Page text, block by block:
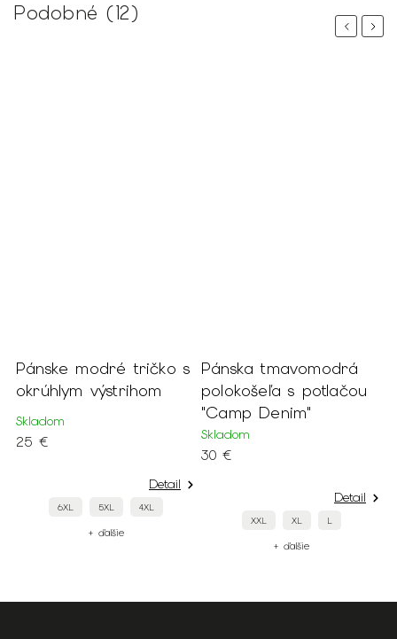
Podobné (12)
Previous
Pánske modré tričko s
okrúhlym výstrihom
Skladom
25 €
Detail
6XL 5XL 4XL
+ ďalšie
Pánska tmavomodrá
polokošeľa s potlačou
"Camp Denim"
Skladom
30 €
Detail
XXL XL L
+ ďalšie
Next